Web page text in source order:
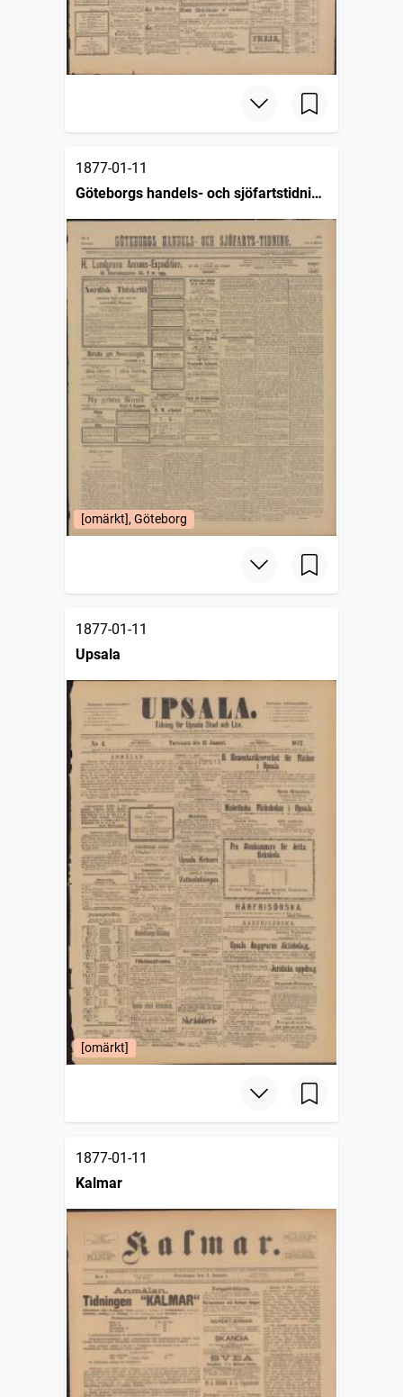
1877-01-11
Göteborgs handels- och sjöfartstidning
(1832)
[omärkt], Göteborg
1877-01-11
Upsala
[omärkt]
1877-01-11
Kalmar